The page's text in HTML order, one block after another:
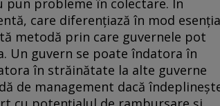
probleme în colectare. În
care diferenţiază în mod
metodă prin care guvernele pot
Un guvern se poate îndatora în
în străinătate la alte guverne
de management dacă